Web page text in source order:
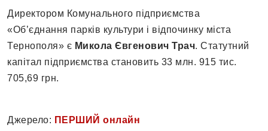
Директором Комунального підприємства
«Об’єднання парків культури і відпочинку міста
Тернополя» є Микола Євгенович Трач. Статутний
капітал підприємства становить 33 млн. 915 тис.
705,69 грн.
Джерело: ПЕРШИЙ онлайн